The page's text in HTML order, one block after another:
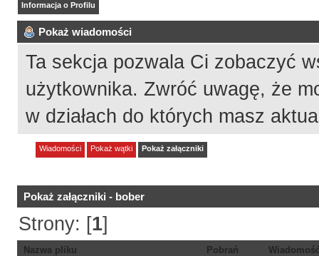
Informacja o Profilu
Pokaż wiadomości
Ta sekcja pozwala Ci zobaczyć
użytkownika. Zwróć uwagę, że
w działach do których masz
Wiadomości Pokaż wątki Pokaż załączniki
Pokaż załączniki - bober
Strony: [1]
Nazwa pliku Pobrań